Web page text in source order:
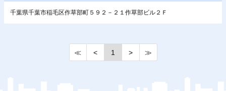
千葉県千葉市稲毛区作草部町５９２－２１作草部ビル２Ｆ
≪ < 1 > ≫